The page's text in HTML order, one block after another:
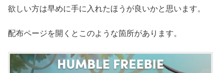
欲しい方は早めに手に入れたほうが良いかと思います。
配布ページを開くとこのような箇所があります。